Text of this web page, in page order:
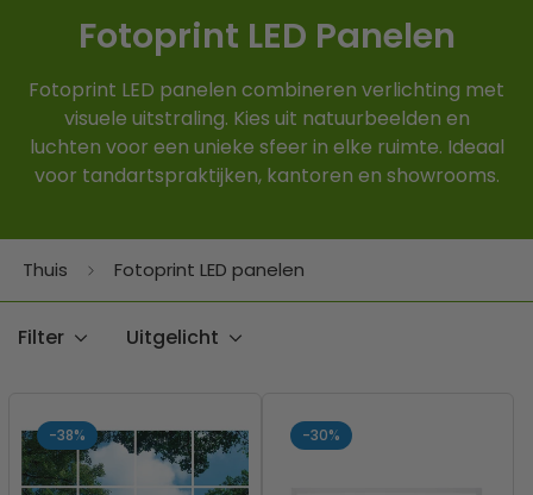
Fotoprint LED Panelen
Fotoprint LED panelen combineren verlichting met
visuele uitstraling. Kies uit natuurbeelden en
luchten voor een unieke sfeer in elke ruimte. Ideaal
voor tandartspraktijken, kantoren en showrooms.
Thuis Fotoprint LED panelen
Filter Uitgelicht
-38% -30%